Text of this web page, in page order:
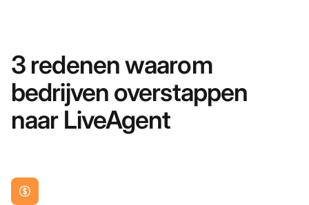
3 redenen waarom
bedrijven overstappen
naar LiveAgent